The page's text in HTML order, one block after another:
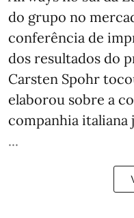
do grupo no
conferência de
dos resultados do
Carsten Spohr
elaborou sobre a
companhia italiana
...